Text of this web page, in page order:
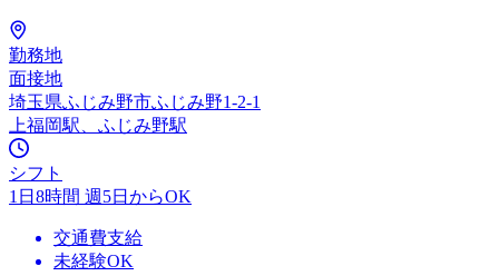
勤務地
面接地
埼玉県ふじみ野市ふじみ野1-2-1
上福岡駅、ふじみ野駅
シフト
1日8時間 週5日からOK
交通費支給
未経験OK